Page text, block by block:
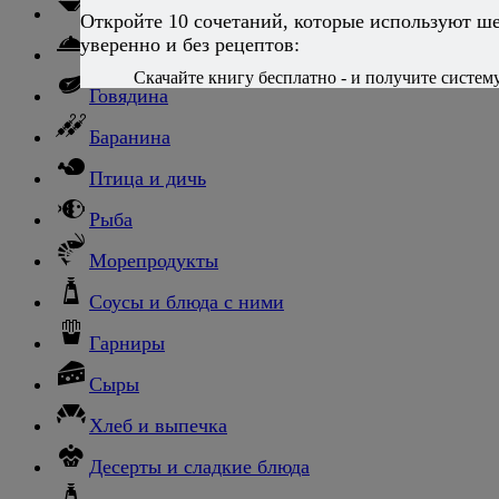
Ньокки
Свинина
Говядина
Баранина
Птица и дичь
Рыба
Морепродукты
Соусы и блюда с ними
Гарниры
Сыры
Хлеб и выпечка
Десерты и сладкие блюда
Откройте 10 сочетаний, которые используют
уверенно и без рецептов:
Скачайте книгу бесплатно - и получите